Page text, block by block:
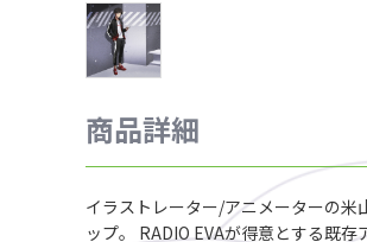
商品詳細
イラストレーター/アニメーターの米
ップ。 RADIO EVAが得意とする既